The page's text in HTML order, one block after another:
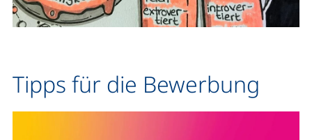
Tipps für die Bewerbung